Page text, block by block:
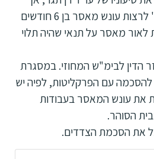
בסופו של יום שלח את פ' לרצות עונש מאסר בן 6 חודשים
לאור מאסר על תנאי שהיה תלוי
הדין לבימ"ש המחוזי. במסגרת
עם הפרקליטות, לפיה יש
את עונש המאסר בעבודות
הסוהר.
את הסכמת הצדדים.